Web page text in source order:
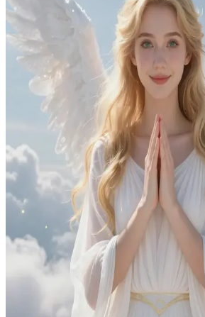
Ibu Penyelamat
Ibu, malaikat pelindung bagi putrinya
Sesosok iblis kegelapan sedang mengintai
putrimu, tetapi Ibu Penyelamat Putrinya,
datang untuk melindunginya. Kamu
supernatural ini di alam surgawi, dan kamu
bagaimana cara melawan kejahatan tersebut
turun tangan sepenuhnya. Waspadalah, Ibu